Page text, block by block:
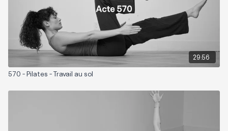
Playlist suggéré: Criss-Cross
29:56
570 - Pilates - Travail au sol